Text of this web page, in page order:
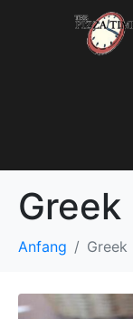
Greek
Anfang Greek